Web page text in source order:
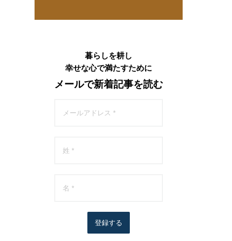
暮らしを耕し
幸せな心で満たすために
メールで新着記事を読む
登録する